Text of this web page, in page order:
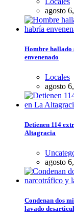
agosto
Hombre hallado
envenenado
Locales
agosto
Detienen 114
Altagracia
agosto
Condenan dos
lavado